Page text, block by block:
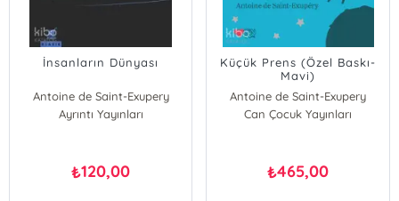
İnsanların Dünyası
Antoine de Saint-Exupery
Ayrıntı Yayınları
₺120,00
Küçük Prens (Özel Baskı-
Mavi)
Antoine de Saint-Exupery
Can Çocuk Yayınları
₺465,00